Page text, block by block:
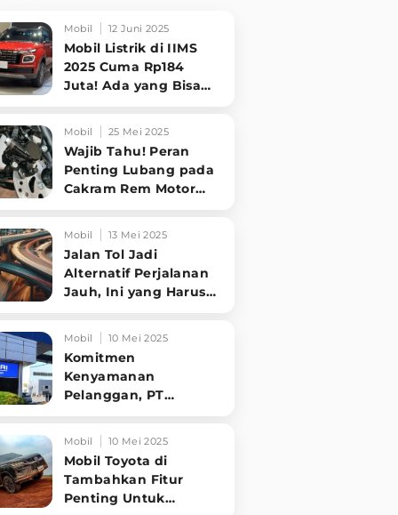
Mobil 12 Juni 2025
Mobil Listrik di IIMS
2025 Cuma Rp184
Juta! Ada yang Bisa
Tampilannya Gak
Main-ma
Mobil 25 Mei 2025
Wajib Tahu! Peran
Penting Lubang pada
Cakram Rem Motor
Berkendara
Mobil 13 Mei 2025
Jalan Tol Jadi
Alternatif Perjalanan
Jauh, Ini yang Harus
Pengendara
Mobil 10 Mei 2025
Komitmen
Kenyamanan
Pelanggan, PT
Indonesia Perbaharui
Software mobil
Mobil 10 Mei 2025
Mobil Toyota di
Tambahkan Fitur
Penting Untuk